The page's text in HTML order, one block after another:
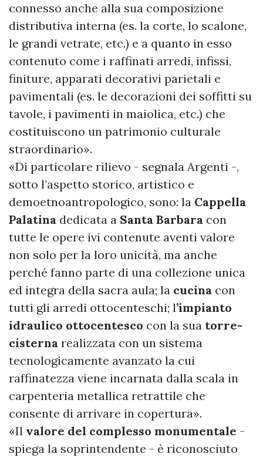
connesso anche alla sua composizione
distributiva interna (es. la corte, lo scalone,
le grandi vetrate, etc.) e a quanto in esso
contenuto come i raffinati arredi, infissi,
finiture, apparati decorativi parietali e
pavimentali (es. le decorazioni dei soffitti su
tavole, i pavimenti in maiolica, etc.) che
costituiscono un patrimonio culturale
straordinario».
«Di particolare rilievo - segnala Argenti -,
sotto l’aspetto storico, artistico e
demoetnoantropologico, sono: la Cappella
Palatina dedicata a Santa Barbara con
tutte le opere ivi contenute aventi valore
non solo per la loro unicità, ma anche
perché fanno parte di una collezione unica
ed integra della sacra aula; la cucina con
tutti gli arredi ottocenteschi; l’impianto
idraulico ottocentesco con la sua torre-
cisterna realizzata con un sistema
tecnologicamente avanzato la cui
raffinatezza viene incarnata dalla scala in
carpenteria metallica retrattile che
consente di arrivare in copertura».
«Il valore del complesso monumentale -
spiega la soprintendente - è riconosciuto